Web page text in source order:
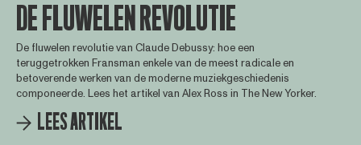
DE FLUWELEN REVOLUTIE
De fluwelen revolutie van Claude Debussy: hoe een
teruggetrokken Fransman enkele van de meest radicale en
betoverende werken van de moderne muziekgeschiedenis
componeerde. Lees het artikel van Alex Ross in The New Yorker.
LEES ARTIKEL